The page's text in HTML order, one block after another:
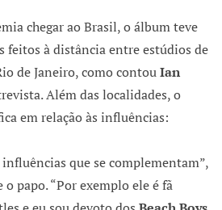
chegar ao Brasil, o álbum teve
feitos à distância entre estúdios de
de Janeiro, como contouIan
Além das localidades, o
em relação às influências:
que se complementam”,
papo. “Por exemplo ele é fã